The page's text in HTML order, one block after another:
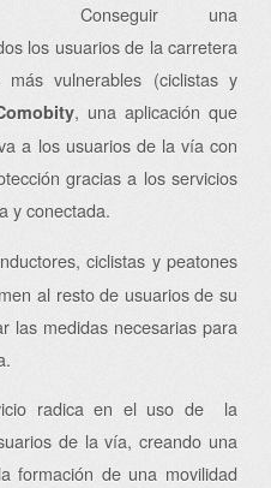
Conseguir una
los usuarios de la carretera
vulnerables (ciclistas y
, una aplicación que
a los usuarios de la vía con
gracias a los servicios
y conectada.
ciclistas y peatones
al resto de usuarios de su
las medidas necesarias para
radica en el uso de la
de la vía, creando una
formación de una movilidad